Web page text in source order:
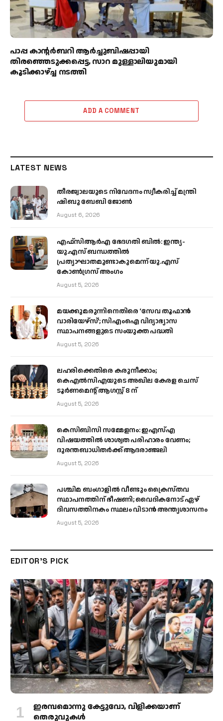
പാപ്പ കാന്റർബറി ആർച്ചുബിഷപ്പായി
തിരഞ്ഞെടുക്കപ്പെട്ട, സാറ മുള്ളാലിയുമായി
കൂടിക്കാഴ്ച്ച നടത്തി
ADD A COMMENT
LATEST NEWS
തീരജ്വാലയുടെ നിവേദനം സ്വീകരിച്ച് മന്ത്രി
ഷിബു ബേബി ജോൺ
August 6, 2026
എഫ്‌സിആർഎ ഭേദഗതി ബിൽ: ഇന്ത്യ-
യു.എസ് ബന്ധത്തിൽ
പ്രത്യാഘാതമുണ്ടാകുമെന്ന് യു.എസ്
കോൺഗ്രസ് അംഗം
August 5, 2026
മയക്കുമരുന്നിനെതിരെ ‘സേവ തൂഫാൻ
വാരിയേഴ്‌സ്’; സിഎംഐ വിദ്യാഭ്യാസ
സ്ഥാപനങ്ങളുടെ സംയുക്ത പദ്ധതി
August 5, 2026
ലഹരിക്കെതിരെ കരുനീക്കാം;
കെഎൽസിഎയുടെ അഖില കേരള ചെസ്
ടൂർണമെന്റ് ആഗസ്റ്റ് 8 ന്
August 5, 2026
കെസിബിസി സമ്മേളനം: ഇഎസ്എ
വിഷയത്തിൽ ശാശ്വത പരിഹാരം വേണം;
ദുരന്തബാധിതർക്ക് ആദരാഞ്ജലി
August 5, 2026
പശ്ചിമ ബംഗാളിൽ വീണ്ടും ക്രൈസ്തവ
സ്ഥാപനത്തിന് ഭീഷണി; വൈദികനോട് ഏഴ്
ദിവസത്തിനകം സ്ഥലം വിടാൻ അന്ത്യശാസനം
August 5, 2026
EDITOR'S PICK
ഇരമ്പമൊന്നു കേട്ടുവോ, വിളിക്കയാണ്
തെരുവുകള്‍